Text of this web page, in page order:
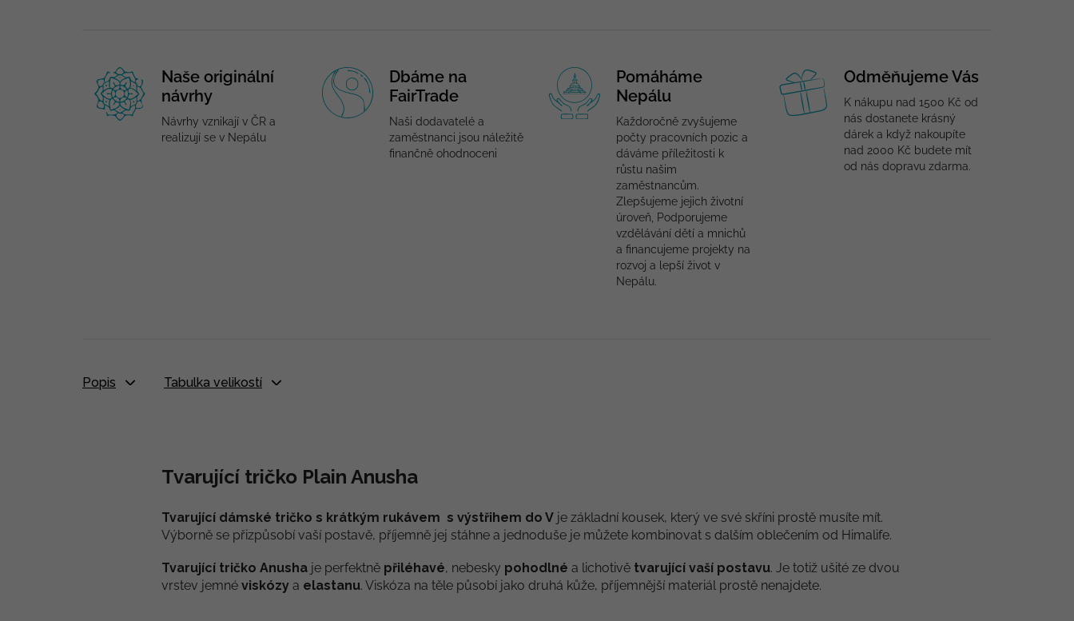
Naše originální
návrhy
Návrhy vznikají v ČR a
realizují se v Nepálu
Dbáme na
FairTrade
Naši dodavatelé a
zaměstnanci jsou náležitě
finančně ohodnoceni
Pomáháme
Nepálu
Každoročně zvyšujeme
počty pracovních pozic a
dáváme příležitosti k
růstu našim
zaměstnancům.
Zlepšujeme jejich životní
úroveň, Podporujeme
vzdělávání dětí a mnichů
a financujeme projekty na
rozvoj a lepší život v
Nepálu.
Odměňujeme Vás
K nákupu nad 1500 Kč od
nás dostanete krásný
dárek a když nakoupíte
nad 2000 Kč budete mít
od nás dopravu zdarma.
Popis Tabulka velikostí
Tvarující tričko Plain Anusha
Tvarující dámské tričko s krátkým rukávem s výstřihem do V je základní kousek, který ve své skříni prostě musíte mít.
Výborně se přizpůsobí vaší postavě, příjemně jej stáhne a jednoduše je můžete kombinovat s dalším oblečením od Himalife.
Tvarující tričko Anusha je perfektně přiléhavé, nebesky pohodlné a lichotivě tvarující vaší postavu. Je totiž ušité ze dvou
vrstev jemné viskózy a elastanu. Viskóza na těle působí jako druhá kůže, příjemnější materiál prostě nenajdete.